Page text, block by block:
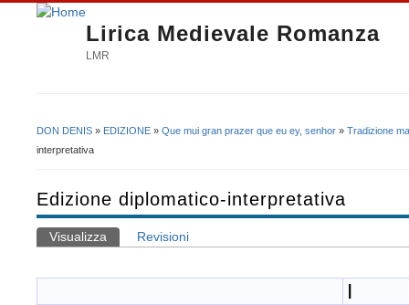
Lirica Medievale Romanza
LMR
Tu sei qui
DON DENIS » EDIZIONE » Que mui gran prazer que eu ey, senhor » Tradizione
interpretativa
Edizione diplomatico-interpretativa
Schede primarie
Visualizza (scheda attiva)
Revisioni
I